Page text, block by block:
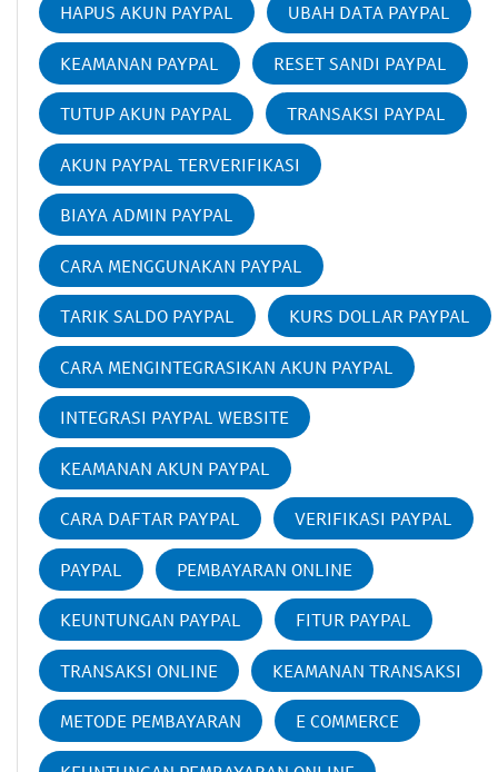
HAPUS AKUN PAYPAL UBAH DATA PAYPAL
KEAMANAN PAYPAL RESET SANDI PAYPAL
TUTUP AKUN PAYPAL TRANSAKSI PAYPAL
AKUN PAYPAL TERVERIFIKASI
BIAYA ADMIN PAYPAL
CARA MENGGUNAKAN PAYPAL
TARIK SALDO PAYPAL KURS DOLLAR PAYPAL
CARA MENGINTEGRASIKAN AKUN PAYPAL
INTEGRASI PAYPAL WEBSITE
KEAMANAN AKUN PAYPAL
CARA DAFTAR PAYPAL VERIFIKASI PAYPAL
PAYPAL PEMBAYARAN ONLINE
KEUNTUNGAN PAYPAL FITUR PAYPAL
TRANSAKSI ONLINE KEAMANAN TRANSAKSI
METODE PEMBAYARAN E COMMERCE